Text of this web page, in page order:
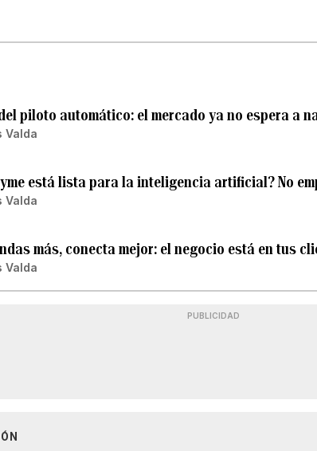
piloto automático: el mercado ya no espera a
Valda
está lista para la inteligencia artificial? No
Valda
más, conecta mejor: el negocio está en tus
Valda
PUBLICIDAD